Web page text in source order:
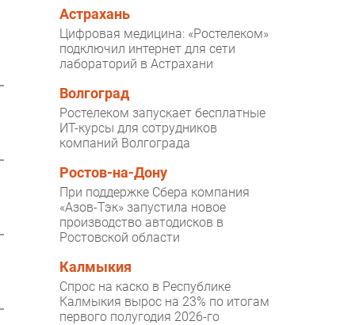
Каталог компаний
Астрахань
Цифровая медицина: «Ростелеком»
подключил интернет для сети
лабораторий в Астрахани
Волгоград
Ростелеком запускает бесплатные
ИТ-курсы для сотрудников
компаний Волгограда
Ростов-на-Дону
При поддержке Сбера компания
«Азов-Тэк» запустила новое
производство автодисков в
Ростовской области
Калмыкия
Спрос на каско в Республике
Калмыкия вырос на 23% по итогам
первого полугодия 2026-го